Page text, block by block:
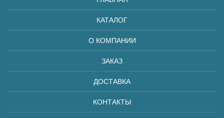
КАТАЛОГ
О КОМПАНИИ
ЗАКАЗ
ДОСТАВКА
КОНТАКТЫ